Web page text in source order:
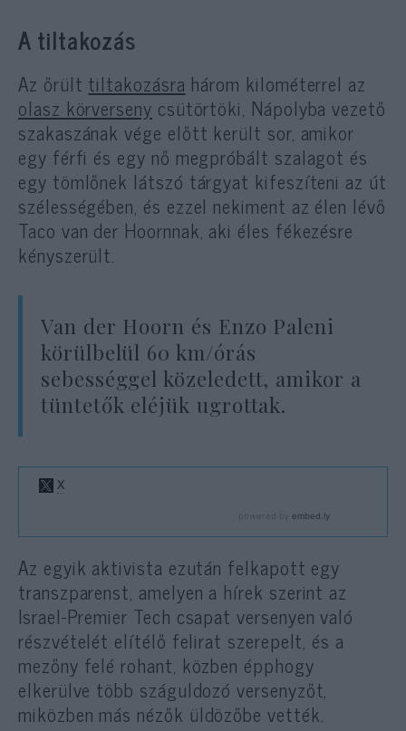
A tiltakozás
Az őrült tiltakozásra három kilométerrel az
olasz körverseny csütörtöki, Nápolyba vezető
szakaszának vége előtt került sor, amikor
egy férfi és egy nő megpróbált szalagot és
egy tömlőnek látszó tárgyat kifeszíteni az út
szélességében, és ezzel nekiment az élen lévő
Taco van der Hoornnak, aki éles fékezésre
kényszerült.
Van der Hoorn és Enzo Paleni
körülbelül 60 km/órás
sebességgel közeledett, amikor a
tüntetők eléjük ugrottak.
Az egyik aktivista ezután felkapott egy
transzparenst, amelyen a hírek szerint az
Israel-Premier Tech csapat versenyen való
részvételét elítélő felirat szerepelt, és a
mezőny felé rohant, közben épphogy
elkerülve több száguldozó versenyzőt,
miközben más nézők üldözőbe vették.